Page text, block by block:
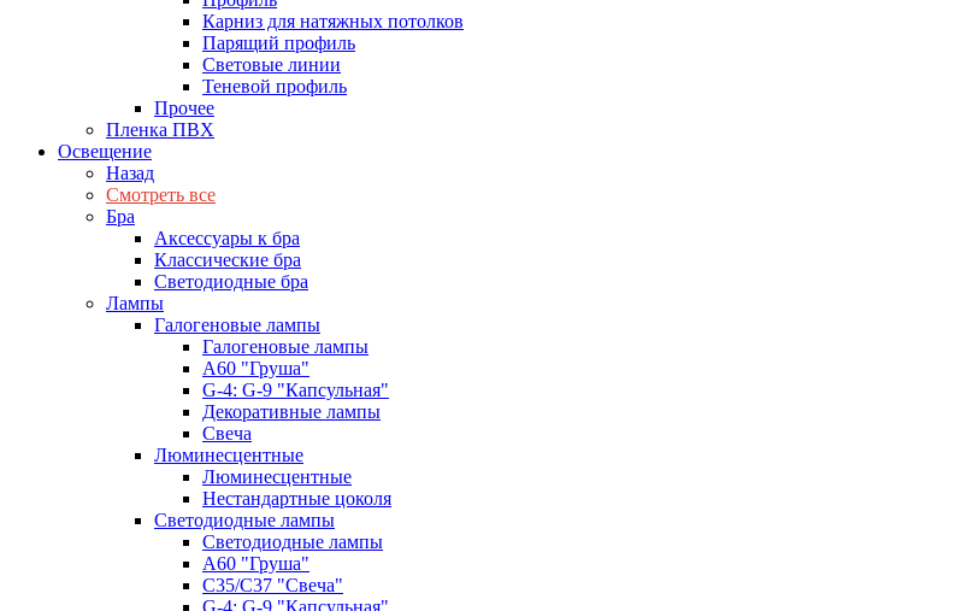
Карниз для натяжных потолков
Парящий профиль
Световые линии
Теневой профиль
Прочее
Пленка ПВХ
Освещение
Назад
Смотреть все
Бра
Аксессуары к бра
Классические бра
Светодиодные бра
Лампы
Галогеновые лампы
Галогеновые лампы
A60 "Груша"
G-4: G-9 "Капсульная"
Декоративные лампы
Свеча
Люминесцентные
Люминесцентные
Нестандартные цоколя
Светодиодные лампы
Светодиодные лампы
A60 "Груша"
C35/C37 "Свеча"
G-4: G-9 "Капсульная"